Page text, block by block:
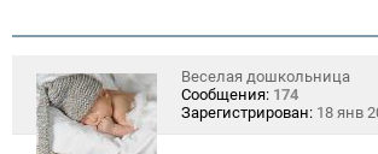
Веселая дошкольница
Сообщения: 174
Зарегистрирован: 18 янв